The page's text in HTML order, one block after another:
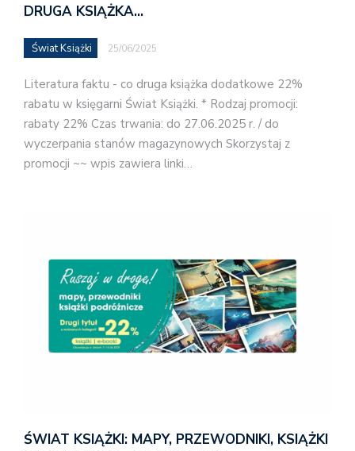
DRUGA KSIĄŻKA…
Świat Książki 25/06/2025
Literatura faktu - co druga książka dodatkowe 22%
rabatu w księgarni Świat Książki. * Rodzaj promocji:
rabaty 22% Czas trwania: do 27.06.2025 r. / do
wyczerpania stanów magazynowych Skorzystaj z
promocji ~~ wpis zawiera linki…
ŚWIAT KSIĄŻKI: MAPY, PRZEWODNIKI, KSIĄŻKI